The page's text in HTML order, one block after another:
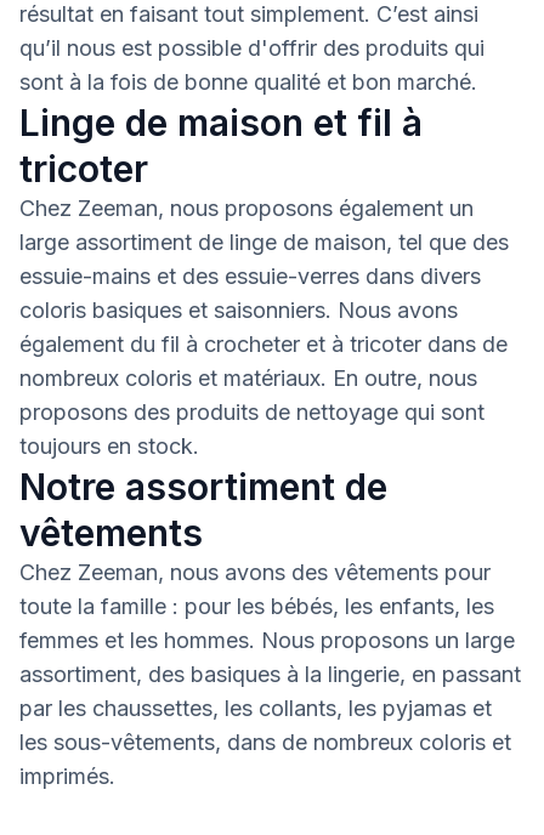
résultat en faisant tout simplement. C’est ainsi
qu’il nous est possible d'offrir des produits qui
sont à la fois de bonne qualité et bon marché.
Linge de maison et fil à
tricoter
Chez Zeeman, nous proposons également un
large assortiment de linge de maison, tel que des
essuie-mains et des essuie-verres dans divers
coloris basiques et saisonniers. Nous avons
également du fil à crocheter et à tricoter dans de
nombreux coloris et matériaux. En outre, nous
proposons des produits de nettoyage qui sont
toujours en stock.
Notre assortiment de
vêtements
Chez Zeeman, nous avons des vêtements pour
toute la famille : pour les bébés, les enfants, les
femmes et les hommes. Nous proposons un large
assortiment, des basiques à la lingerie, en passant
par les chaussettes, les collants, les pyjamas et
les sous-vêtements, dans de nombreux coloris et
imprimés.